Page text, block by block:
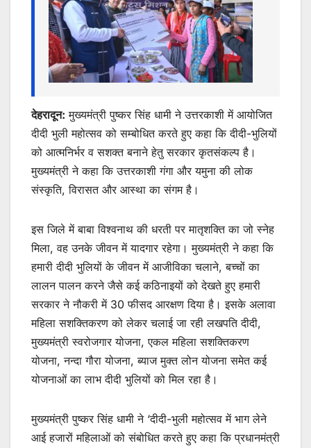
देहरादून: मुख्यमंत्री पुष्कर सिंह धामी ने उत्तरकाशी में आयोजित
दीदी भुली महोत्सव को सम्बोधित करते हुए कहा कि दीदी-भुलियों
को आत्मनिर्भर व सशक्त बनाने हेतु सरकार कृतसंकल्प है।
मुख्यमंत्री ने कहा कि उत्तरकाशी गंगा और यमुना की लोक
संस्कृति, विरासत और आस्था का संगम है।
इस जिले में बाबा विश्वनाथ की धरती पर मातृशक्ति का जो स्नेह
मिला, वह उनके जीवन में यादगार रहेगा। मुख्यमंत्री ने कहा कि
हमारी दीदी भुलियों के जीवन में आजीविका चलाने, बच्चों का
लालन पालन करने जैसे कई कठिनाइयों को देखते हुए हमारी
सरकार ने नौकरी में 30 फीसद आरक्षण दिया है। इसके अलावा
महिला सशक्तिकरण को लेकर चलाई जा रही लखपति दीदी,
मुख्यमंत्री स्वरोजगार योजना, एकल महिला सशक्तिकरण
योजना, नन्दा गौरा योजना, ब्याज मुक्त लोन योजना समेत कई
योजनाओं का लाभ दीदी भुलियों को मिल रहा है।
मुख्यमंत्री पुष्कर सिंह धामी ने ‘दीदी-भुली महोत्सव में भाग लेने
आई हजारों महिलाओं को संबोधित करते हुए कहा कि प्रधानमंत्री